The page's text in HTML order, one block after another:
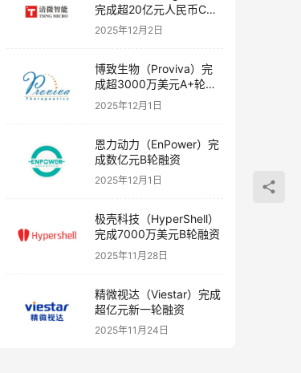
完成超20亿元人民币C轮
融资
2025年12月2日
博致生物（Proviva）完
成超3000万美元A+轮融
资
2025年12月1日
恩力动力（EnPower）完
成数亿元B轮融资
2025年12月1日
极壳科技（HyperShell）
完成7000万美元B轮融资
2025年11月28日
精微视达（Viestar）完成
超亿元新一轮融资
2025年11月24日